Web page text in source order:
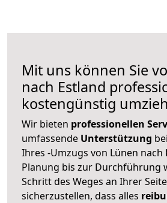
Mit uns können Sie
nach Estland
kostengünstig
Wir bieten professionellen
umfassende Unterstützung
Ihres -Umzugs von Lünen nach
Planung bis zur Durchführung
Schritt des Weges an Ihrer
sicherzustellen, dass alles